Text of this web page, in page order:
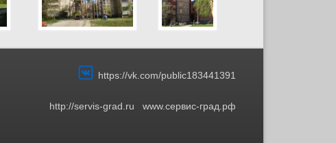
https://vk.com/public183441391
http://servis-grad.ru www.сервис-град.рф